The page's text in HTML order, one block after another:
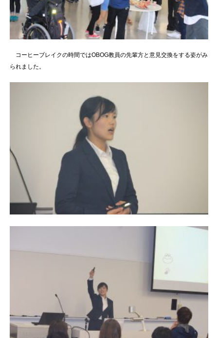
コーヒーブレイクの時間ではOBOG教員の先輩方と意見交換をする姿がみ
られました。